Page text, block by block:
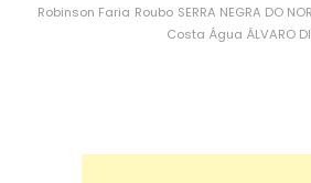
Robinson Faria Roubo SERRA NEGRA DO
Costa Água ÁLVARO